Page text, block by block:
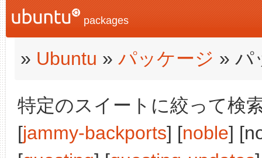
packages
» Ubuntu » パッケージ » パ
特定のスイートに絞って検
[jammy-backports] [noble]